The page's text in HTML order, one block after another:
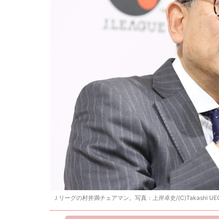
Ｊリーグの村井満チェアマン。写真：上岸卓史/(C)Takashi